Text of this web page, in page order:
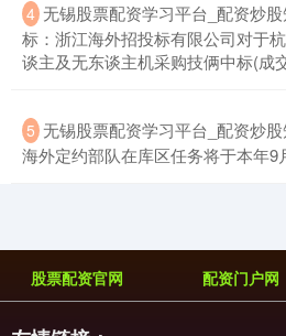
4 无锡股票配资学习平台_配资炒
标：浙江海外招投标有限公司对于
谈主及无东谈主机采购技俩中标(成
5 无锡股票配资学习平台_配资炒
海外定约部队在库区任务将于本年9
股票配资官网 配资门户网